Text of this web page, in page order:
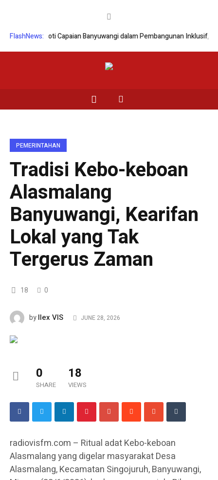
FlashNews:
Soroti Capaian Banyuwangi dalam Pembangunan Inklusif,
PEMERINTAHAN
Tradisi Kebo-keboan
Alasmalang
Banyuwangi, Kearifan
Lokal yang Tak
Tergerus Zaman
18 0
byIlex VIS JUNE 28, 2026
0
SHARE
18
VIEWS
radiovisfm.com – Ritual adat Kebo-keboan
Alasmalang yang digelar masyarakat Desa
Alasmalang, Kecamatan Singojuruh, Banyuwangi,